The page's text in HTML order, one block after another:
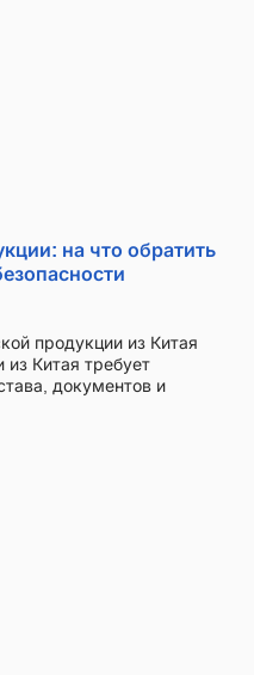
на что обратить
продукции из Китая
Китая требует
документов и